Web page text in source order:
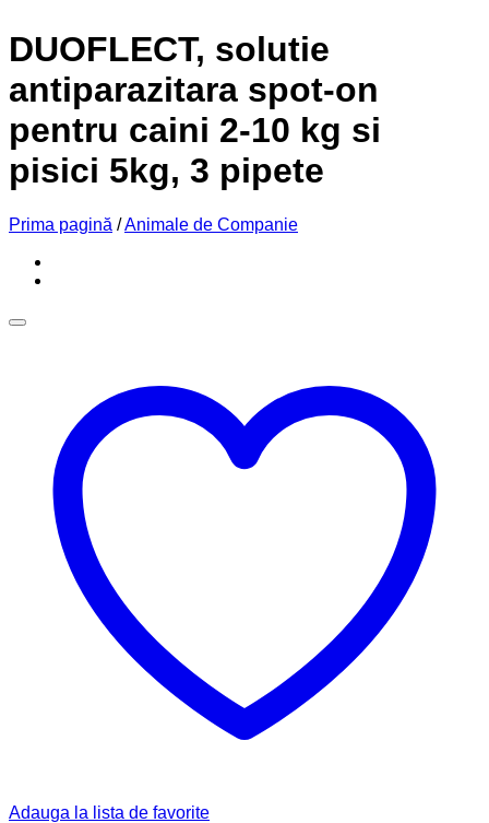
DUOFLECT, solutie
antiparazitara spot-on
pentru caini 2-10 kg si
pisici 5kg, 3 pipete
Prima pagină /Animale de Companie
Adauga la lista de favorite